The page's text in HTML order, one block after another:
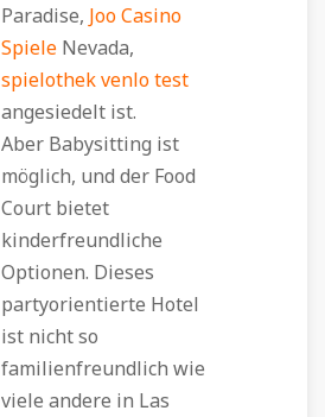
Paradise, Joo Casino
Spiele Nevada,
spielothek venlo test
angesiedelt ist.
Aber Babysitting ist
möglich, und der Food
Court bietet
kinderfreundliche
Optionen. Dieses
partyorientierte Hotel
ist nicht so
familienfreundlich wie
viele andere in Las